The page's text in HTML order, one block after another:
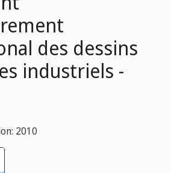
des dessins
industriels -
2010